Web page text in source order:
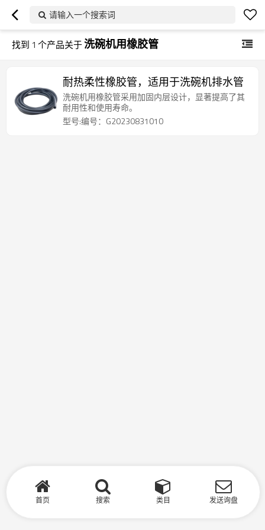
请输入一个搜索词
找到 1 个产品关于洗碗机用橡胶管
耐热柔性橡胶管，适用于洗碗机排水管
洗碗机用橡胶管采用加固内层设计，显著提高了其
耐用性和使用寿命。
型号:编号：G20230831010
首页 搜索 类目 发送询盘